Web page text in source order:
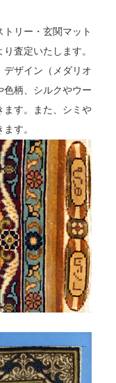
リー・玄関マット
査定いたします。
デザイン（メダリオ
色柄、シルクやウー
ます。また、シミや
す。